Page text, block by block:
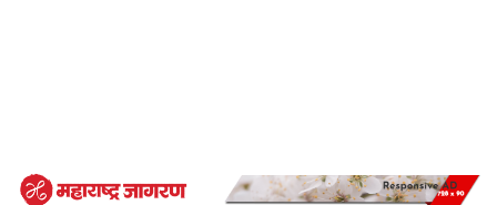
Maharashtra